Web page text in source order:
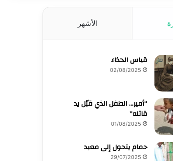
الأشهر
قياس الحذاء
02/08/2025
“أمير… الطفل الذي قبّل يد
قاتله”
01/08/2025
حمام ينحول إلى معبد
29/07/2025